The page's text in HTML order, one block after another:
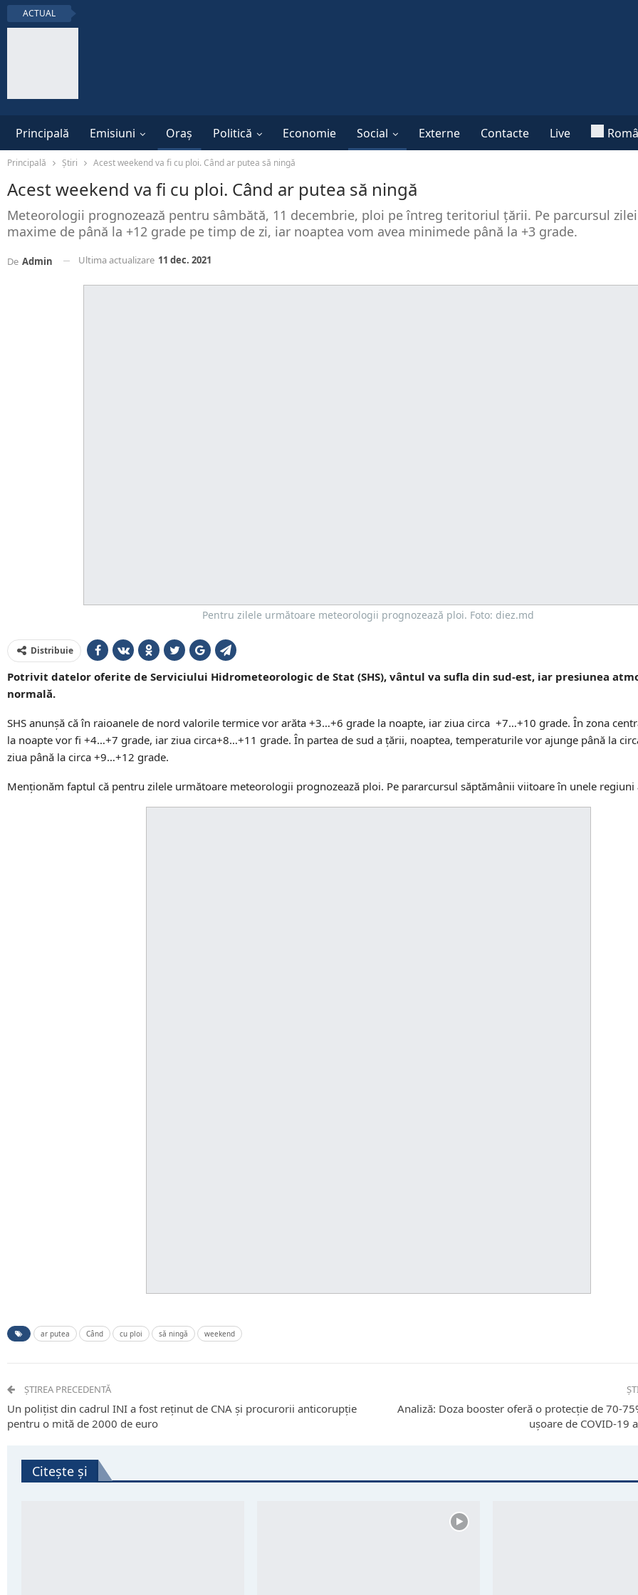
ACTUAL
Principală Emisiuni Oraș Politică Economie Social Externe Contacte Live
Principală Știri Acest weekend va fi cu ploi. Când ar putea să ningă
Acest weekend va fi cu ploi. Când ar putea să ningă
Meteorologii prognozează pentru sâmbătă, 11 decembrie, ploi pe întreg teritoriul țării. Pe parcursul
maxime de până la +12 grade pe timp de zi, iar noaptea vom avea minimede până la +3 grade.
De Admin Ultima actualizare 11 dec. 2021
Pentru zilele următoare meteorologii prognozează ploi. Foto: diez.md
Distribuie
Potrivit datelor oferite de Serviciului Hidrometeorologic de Stat (SHS), vântul va sufla din sud-est, iar presiunea
normală.
SHS anunșă că în raioanele de nord valorile termice vor arăta +3…+6 grade la noapte, iar ziua circa +7…+10 grade. În zona
la noapte vor fi +4…+7 grade, iar ziua circa+8…+11 grade. În partea de sud a țării, noaptea, temperaturile vor ajunge până la
ziua până la circa +9…+12 grade.
Menționăm faptul că pentru zilele următoare meteorologii prognozează ploi. Pe pararcursul săptămânii viitoare în unele regiuni
ar putea Când cu ploi să ningă weekend
ȘTIREA PRECEDENTĂ
Un polițist din cadrul INI a fost reținut de CNA și procurorii anticorupție
pentru o mită de 2000 de euro
Analiză: Doza booster oferă o protecţie de 70-
uşoare de COVID-19
Citește și